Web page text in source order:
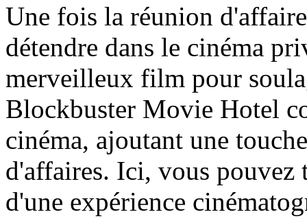
Une fois la réunion
détendre dans le cinéma
merveilleux film pour
Blockbuster Movie Hotel
cinéma, ajoutant une
d'affaires. Ici, vous
d'une expérience